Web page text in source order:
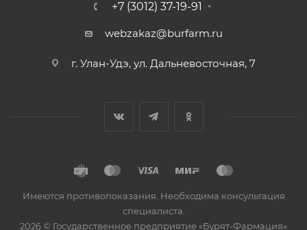
+7 (3012) 37-19-91
webzakaz@burfarm.ru
г. Улан-Удэ, ул. Дальневосточная, 7
Имеются противопоказания. Необходима консультация
специалиста.
2026 © Государственное предприятие «Бурят-Фармация»